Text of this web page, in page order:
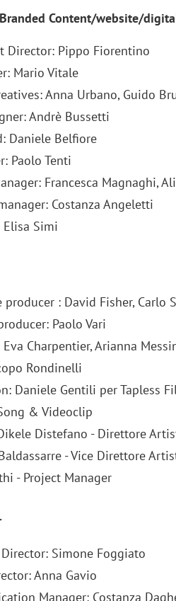
Content/website/
Director: Pippo Fiorentino
Mario Vitale
Anna Urbano, Guido
Andrè Bussetti
Daniele Belfiore
Paolo Tenti
Francesca Magnaghi,
Costanza Angeletti
Elisa Simi
producer : David Fisher, Carlo
Paolo Vari
Eva Charpentier, Arianna
Rondinelli
Daniele Gentili per Tapless
& Videoclip
Distefano - Direttore
- Vice Direttore
- Project Manager
Simone Foggiato
Anna Gavio
Manager: Costanza